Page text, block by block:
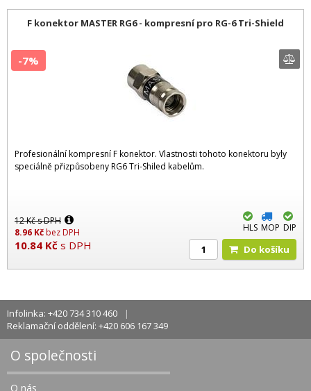
F konektor MASTER RG6 - kompresní pro RG-6 Tri-Shield
Profesionální kompresní F konektor. Vlastnosti tohoto konektoru byly
speciálně přizpůsobeny RG6 Tri-Shiled kabelům.
12Kčs DPH
8.96 Kčbez DPH
10.84 Kč s DPH
-7%
HLS MOP DIP
Do košíku
Infolinka: +420 734 310 460
Reklamační oddělení: +420 606 167 349
O společnosti
O nás